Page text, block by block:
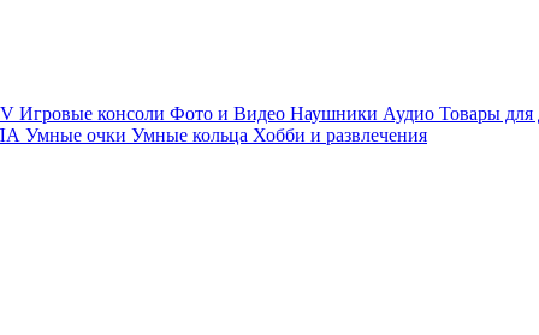
Игровые консоли Фото и Видео Наушники Аудио Товары для
Умные очки Умные кольца Хобби и развлечения